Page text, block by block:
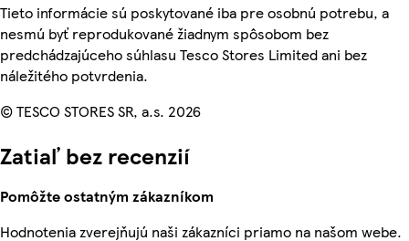
Tieto informácie sú poskytované iba pre osobnú potrebu, a
nesmú byť reprodukované žiadnym spôsobom bez
predchádzajúceho súhlasu Tesco Stores Limited ani bez
náležitého potvrdenia.
© TESCO STORES SR, a.s. 2026
Zatiaľ bez recenzií
Pomôžte ostatným zákazníkom
Hodnotenia zverejňujú naši zákazníci priamo na našom webe.